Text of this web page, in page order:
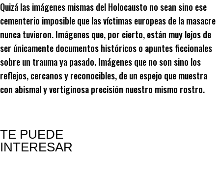
Quizá las imágenes mismas del Holocausto no sean sino ese
cementerio imposible que las víctimas europeas de la masacre
nunca tuvieron. Imágenes que, por cierto, están muy lejos de
ser únicamente documentos históricos o apuntes ficcionales
sobre un trauma ya pasado. Imágenes que no son sino los
reflejos, cercanos y reconocibles, de un espejo que muestra
con abismal y vertiginosa precisión nuestro mismo rostro.
TE PUEDE
INTERESAR